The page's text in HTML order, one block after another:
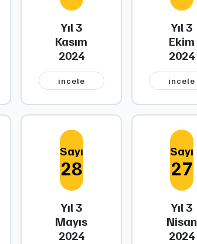
Yıl 3
Kasım
2024
i̇ncele
Yıl 3
Ekim
2024
i̇ncele
Sayı
28
Yıl 3
Mayıs
2024
Sayı
27
Yıl 3
Nisan
2024